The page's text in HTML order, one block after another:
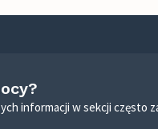
informacji w sekcji często